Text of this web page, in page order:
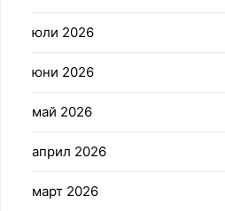
юли 2026
юни 2026
май 2026
април 2026
март 2026